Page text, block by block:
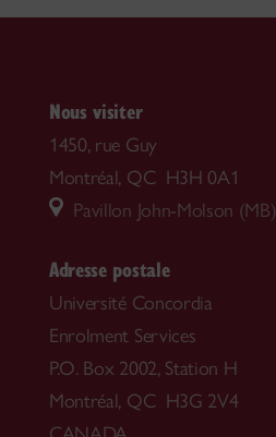
Nous visiter
1450, rue Guy
Montréal, QC H3H 0A1
Pavillon John-Molson (MB)
Adresse postale
Université Concordia
Enrolment Services
P.O. Box 2002, Station H
Montréal, QC H3G 2V4